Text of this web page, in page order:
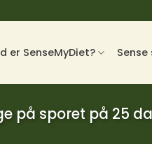
er SenseMyDiet?
på sporet på 25